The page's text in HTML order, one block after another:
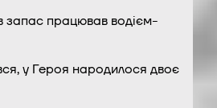
запас працював водієм-
у Героя народилося двоє